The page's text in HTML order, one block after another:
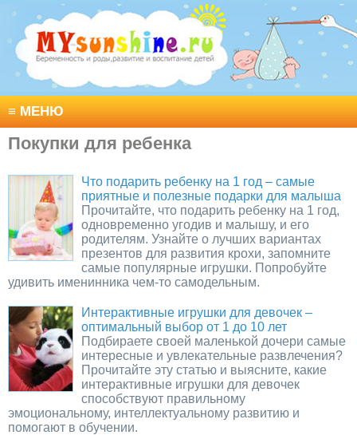
≡МЕНЮ
Покупки для ребенка
Что подарить ребенку на 1 год – самые
приятные и полезные подарки для малыша
Прочитайте, что подарить ребенку на 1 год,
одновременно угодив и малышу, и его
родителям. Узнайте о лучших вариантах
презентов для развития крохи, запомните
самые популярные игрушки. Попробуйте
удивить именинника чем-то самодельным.
Интерактивные игрушки для девочек –
оптимальный выбор от 1 до 10 лет
Подбираете своей маленькой дочери самые
интересные и увлекательные развлечения?
Прочитайте эту статью и выясните, какие
интерактивные игрушки для девочек
способствуют правильному
эмоциональному, интеллектуальному развитию и
помогают в обучении.